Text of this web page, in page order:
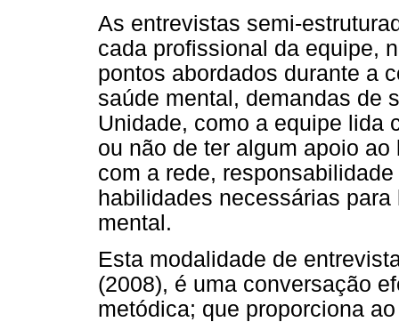
As entrevistas semi-
cada profissional da equipe,
pontos abordados durante a
saúde mental, demandas de
Unidade, como a equipe lida
ou não de ter algum apoio
com a rede,
habilidades necessárias
mental.
Esta modalidade de
(2008), é uma conversação
metódica; que proporciona